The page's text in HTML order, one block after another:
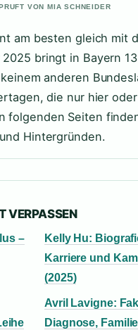
VON MIA SCHNEIDER
am besten gleich mit
bringt in Bayern
anderen
die nur hier
folgenden Seiten
Hintergründen.
VERPASSEN
–
Kelly Hu:
Karriere und
(2025)
Avril Lavigne:
Diagnose,